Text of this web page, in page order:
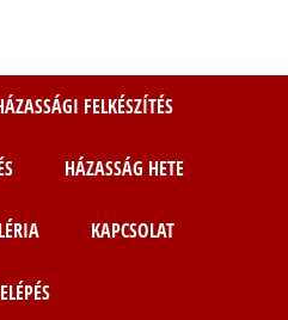
FELKÉSZÍTÉS
HÁZASSÁG HETE
KAPCSOLAT